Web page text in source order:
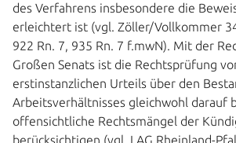
des Verfahrens insbesondere die
erleichtert ist (vgl. Zöller/Vollkommer
922 Rn. 7, 935 Rn. 7 f.mwN). Mit der
Großen Senats ist die Rechtsprüfung
erstinstanzlichen Urteils über den
Arbeitsverhältnisses gleichwohl darauf
offensichtliche Rechtsmängel der
berücksichtigen (vgl. LAG Rheinland-